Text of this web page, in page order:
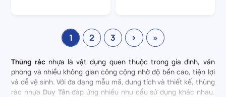
1 2 3 › »
Thùng rácnhựa là vật dụng quen thuộc trong gia đình, văn
phòng và nhiều không gian công cộng nhờ độ bền cao, tiện lợi
và dễ vệ sinh. Với đa dạng mẫu mã, dung tích và thiết kế, thùng
rác nhựa Duy Tânđáp ứng nhiều nhu cầu sử dụng khác nhau.